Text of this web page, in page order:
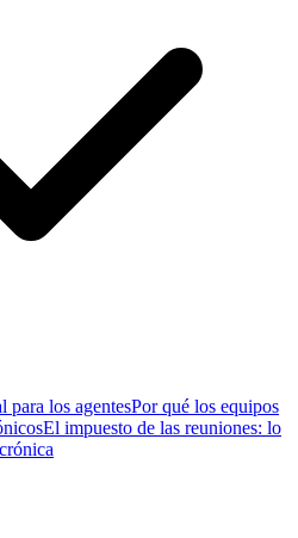
para los agentesPor qué los equipos
El impuesto de las reuniones: lo